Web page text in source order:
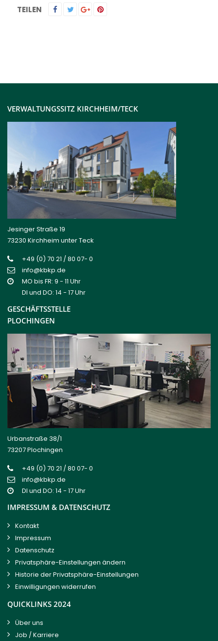
TEILEN
VERWALTUNGSSITZ KIRCHHEIM/TECK
Jesinger Straße 19
73230 Kirchheim unter Teck
+49 (0) 70 21 / 80 07- 0
info@kbkp.de
MO bis FR: 9 - 11 Uhr
DI und DO: 14 - 17 Uhr
GESCHÄFTSSTELLE
PLOCHINGEN
Urbanstraße 38/1
73207 Plochingen
+49 (0) 70 21 / 80 07- 0
info@kbkp.de
DI und DO: 14 - 17 Uhr
IMPRESSUM & DATENSCHUTZ
Kontakt
Impressum
Datenschutz
Privatsphäre-Einstellungen ändern
Historie der Privatsphäre-Einstellungen
Einwilligungen widerrufen
QUICKLINKS 2024
Über uns
Job / Karriere